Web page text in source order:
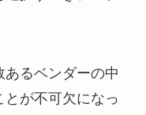
るベンダーの中
が不可欠になっ